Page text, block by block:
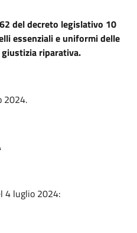
del decreto legislativo 10
essenziali e uniformi delle
riparativa.
2024.
4 luglio 2024: